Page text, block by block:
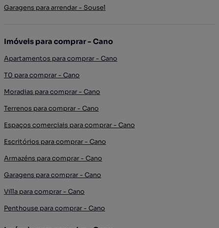
Garagens para arrendar - Sousel
Imóveis para comprar - Cano
Apartamentos para comprar - Cano
T0 para comprar - Cano
Moradias para comprar - Cano
Terrenos para comprar - Cano
Espaços comerciais para comprar - Cano
Escritórios para comprar - Cano
Armazéns para comprar - Cano
Garagens para comprar - Cano
Villa para comprar - Cano
Penthouse para comprar - Cano